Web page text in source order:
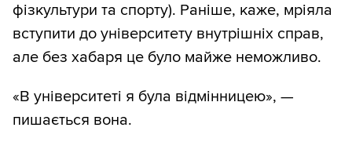
фізкультури та спорту). Раніше, каже, мріяла
вступити до університету внутрішніх справ,
але без хабаря це було майже неможливо.
«В університеті я була відмінницею», —
пишається вона.